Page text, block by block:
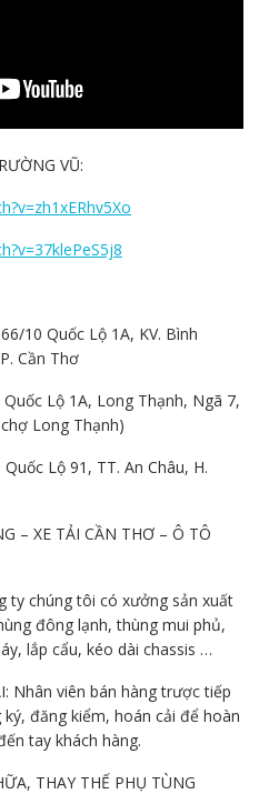
VŨ:
10 Quốc Lộ 1A, KV. Bình
Cần Thơ
Lộ 1A, Long Thạnh, Ngã 7,
Long Thạnh)
Lộ 91, TT. An Châu, H.
– XE TẢI CẦN THƠ – Ô TÔ
ty chúng tôi có xưởng sản xuất
đông lạnh, thùng mui phủ,
lắp cẩu, kéo dài chassis …
Nhân viên bán hàng trược tiếp
đăng kiểm, hoán cải để hoàn
tay khách hàng.
THAY THẾ PHỤ TÙNG